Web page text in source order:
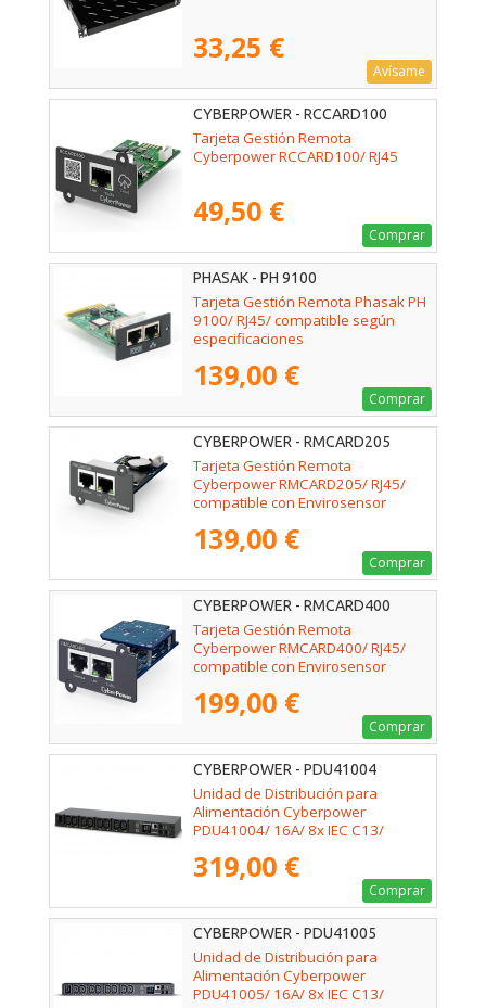
33,25 €
Avísame
CYBERPOWER - RCCARD100
Tarjeta Gestión Remota
Cyberpower RCCARD100/ RJ45
49,50 €
Comprar
PHASAK - PH 9100
Tarjeta Gestión Remota Phasak PH
9100/ RJ45/ compatible según
especificaciones
139,00 €
Comprar
CYBERPOWER - RMCARD205
Tarjeta Gestión Remota
Cyberpower RMCARD205/ RJ45/
compatible con Envirosensor
139,00 €
Comprar
CYBERPOWER - RMCARD400
Tarjeta Gestión Remota
Cyberpower RMCARD400/ RJ45/
compatible con Envirosensor
199,00 €
Comprar
CYBERPOWER - PDU41004
Unidad de Distribución para
Alimentación Cyberpower
PDU41004/ 16A/ 8x IEC C13/
319,00 €
Comprar
CYBERPOWER - PDU41005
Unidad de Distribución para
Alimentación Cyberpower
PDU41005/ 16A/ 8x IEC C13/